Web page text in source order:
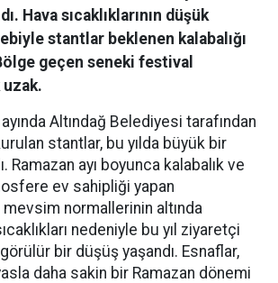
Hava sıcaklıklarının düşük
stantlar beklenen kalabalığı
geçen seneki festival
uzak.
Altındağ Belediyesi tarafından
stantlar, bu yılda büyük bir
Ramazan ayı boyunca kalabalık ve
ev sahipliği yapan
mevsim normallerinin altında
nedeniyle bu yıl ziyaretçi
bir düşüş yaşandı. Esnaflar,
daha sakin bir Ramazan dönemi